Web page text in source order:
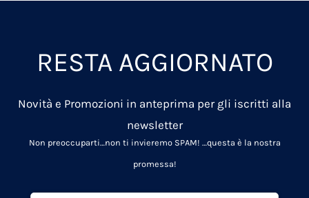
RESTA AGGIORNATO
Novità e Promozioni in anteprima per gli iscritti alla
newsletter
Non preoccuparti…non ti invieremo SPAM! …questa è la nostra
promessa!